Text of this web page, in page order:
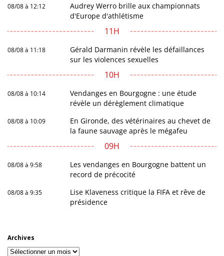
08/08 à 12:12
Audrey Werro brille aux championnats
d'Europe d'athlétisme
11H
08/08 à 11:18
Gérald Darmanin révèle les défaillances
sur les violences sexuelles
10H
08/08 à 10:14
Vendanges en Bourgogne : une étude
révèle un dérèglement climatique
08/08 à 10:09
En Gironde, des vétérinaires au chevet de
la faune sauvage après le mégafeu
09H
08/08 à 9:58
Les vendanges en Bourgogne battent un
record de précocité
08/08 à 9:35
Lise Klaveness critique la FIFA et rêve de
présidence
Archives
Archives